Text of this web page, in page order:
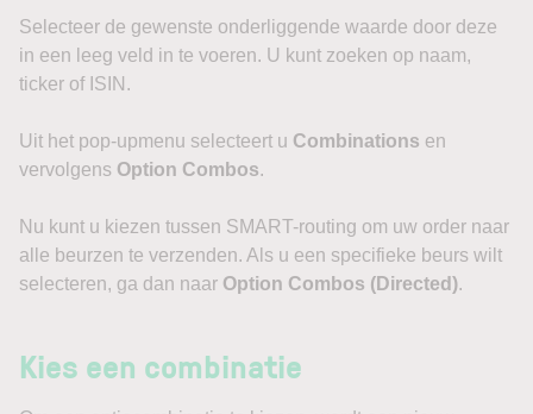
Selecteer de gewenste onderliggende waarde door deze
in een leeg veld in te voeren. U kunt zoeken op naam,
ticker of ISIN.
Uit het pop-upmenu selecteert u Combinations en
vervolgens Option Combos.
Nu kunt u kiezen tussen SMART-routing om uw order naar
alle beurzen te verzenden. Als u een specifieke beurs wilt
selecteren, ga dan naar Option Combos (Directed).
Kies een combinatie